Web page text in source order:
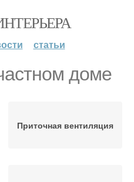
статьи
доме
Приточная вентиляция